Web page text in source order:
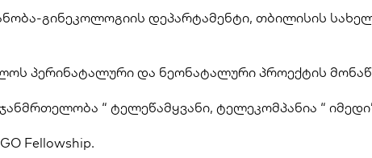
გინეკოლოგიის დეპარტამენტი, თბილისის
პერინატალური და ნეონატალური პროექტის
ჯანმრთელობა “ ტელეწამყვანი, ტელეკომპანია “
Fellowship.